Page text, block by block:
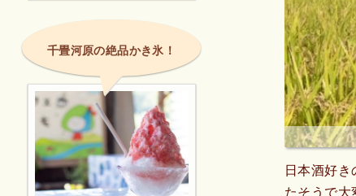
日本酒好
たそうで大
千畳河原の絶品かき氷！